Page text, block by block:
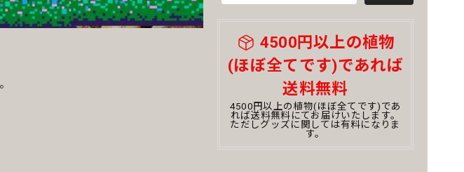
4500円以上の植物
(ほぼ全てです)であれば
送料無料
4500円以上の植物(ほぼ全てです)であ
れば送料無料にてお届けいたします。
ただしグッズに関しては有料になりま
す。